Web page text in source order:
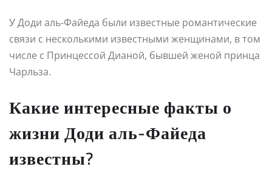
У Доди аль-Файеда были известные романтические
связи с несколькими известными женщинами, в том
числе с Принцессой Дианой, бывшей женой принца
Чарльза.
Какие интересные факты о
жизни Доди аль-Файеда
известны?